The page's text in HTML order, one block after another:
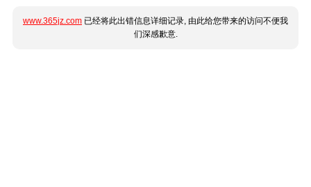
www.365jz.com 已经将此出错信息详细记录, 由此给您带来的访问不便我
们深感歉意.